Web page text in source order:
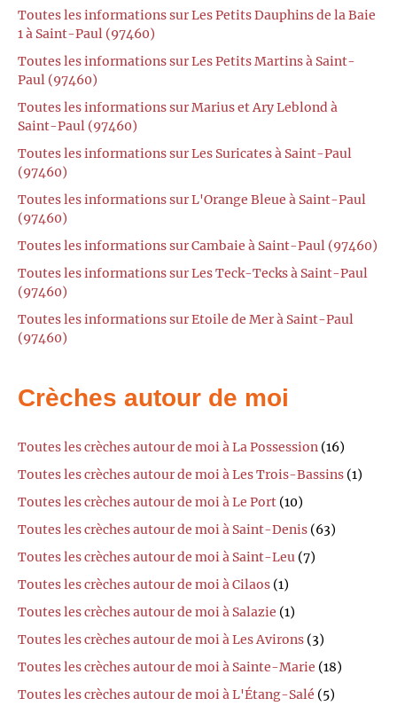
Toutes les informations sur Les Petits Dauphins de la Baie
1 à Saint-Paul (97460)
Toutes les informations sur Les Petits Martins à Saint-
Paul (97460)
Toutes les informations sur Marius et Ary Leblond à
Saint-Paul (97460)
Toutes les informations sur Les Suricates à Saint-Paul
(97460)
Toutes les informations sur L'Orange Bleue à Saint-Paul
(97460)
Toutes les informations sur Cambaie à Saint-Paul (97460)
Toutes les informations sur Les Teck-Tecks à Saint-Paul
(97460)
Toutes les informations sur Etoile de Mer à Saint-Paul
(97460)
Crèches autour de moi
Toutes les crèches autour de moi à La Possession (16)
Toutes les crèches autour de moi à Les Trois-Bassins (1)
Toutes les crèches autour de moi à Le Port (10)
Toutes les crèches autour de moi à Saint-Denis (63)
Toutes les crèches autour de moi à Saint-Leu (7)
Toutes les crèches autour de moi à Cilaos (1)
Toutes les crèches autour de moi à Salazie (1)
Toutes les crèches autour de moi à Les Avirons (3)
Toutes les crèches autour de moi à Sainte-Marie (18)
Toutes les crèches autour de moi à L'Étang-Salé (5)